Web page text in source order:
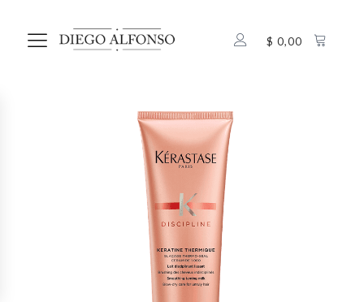
$ 0,00